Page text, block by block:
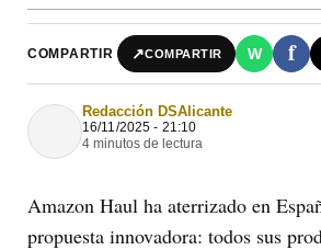
COMPARTIR ↗COMPARTIR W f
Redacción DSAlicante
16/11/2025 - 21:10
4 minutos de lectura
Amazon Haul ha aterrizado en
propuesta innovadora: todos sus